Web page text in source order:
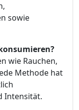
sowie
wie Rauchen,
Methode hat
Intensität.